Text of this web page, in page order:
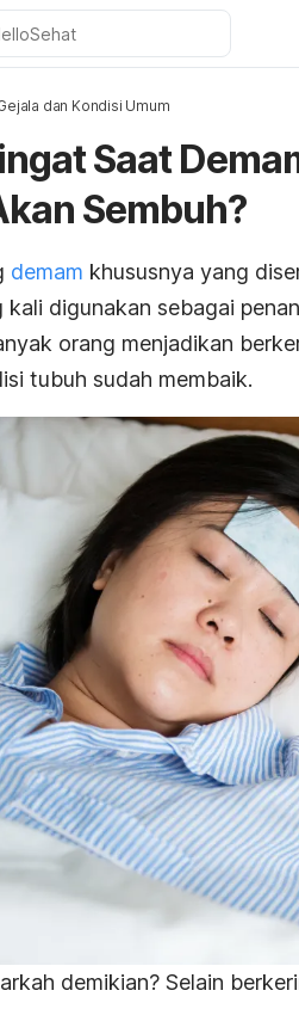
dan Kondisi Umum
Saat
Sembuh?
demam khususnya yang
kali digunakan sebagai
orang menjadikan
tubuh sudah membaik.
demikian? Selain